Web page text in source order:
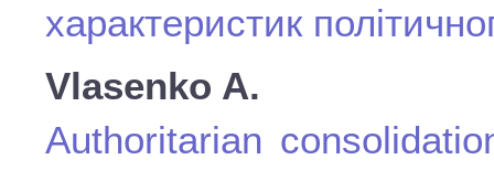
характеристик
Vlasenko A.
Authoritarian